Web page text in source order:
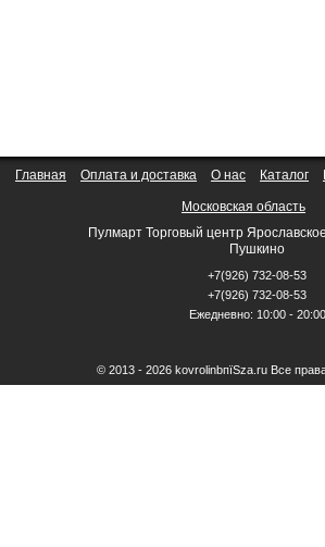
Главная Оплата и доставка О нас Каталог
Московская область
Пулмарт Торговый центр
Пушкино
+7(926) 732-08-53
+7(926) 732-08-53
Ежедневно: 10:00 - 20:00
© 2013 - 2026 kovrolinbпїЅza.ru Все